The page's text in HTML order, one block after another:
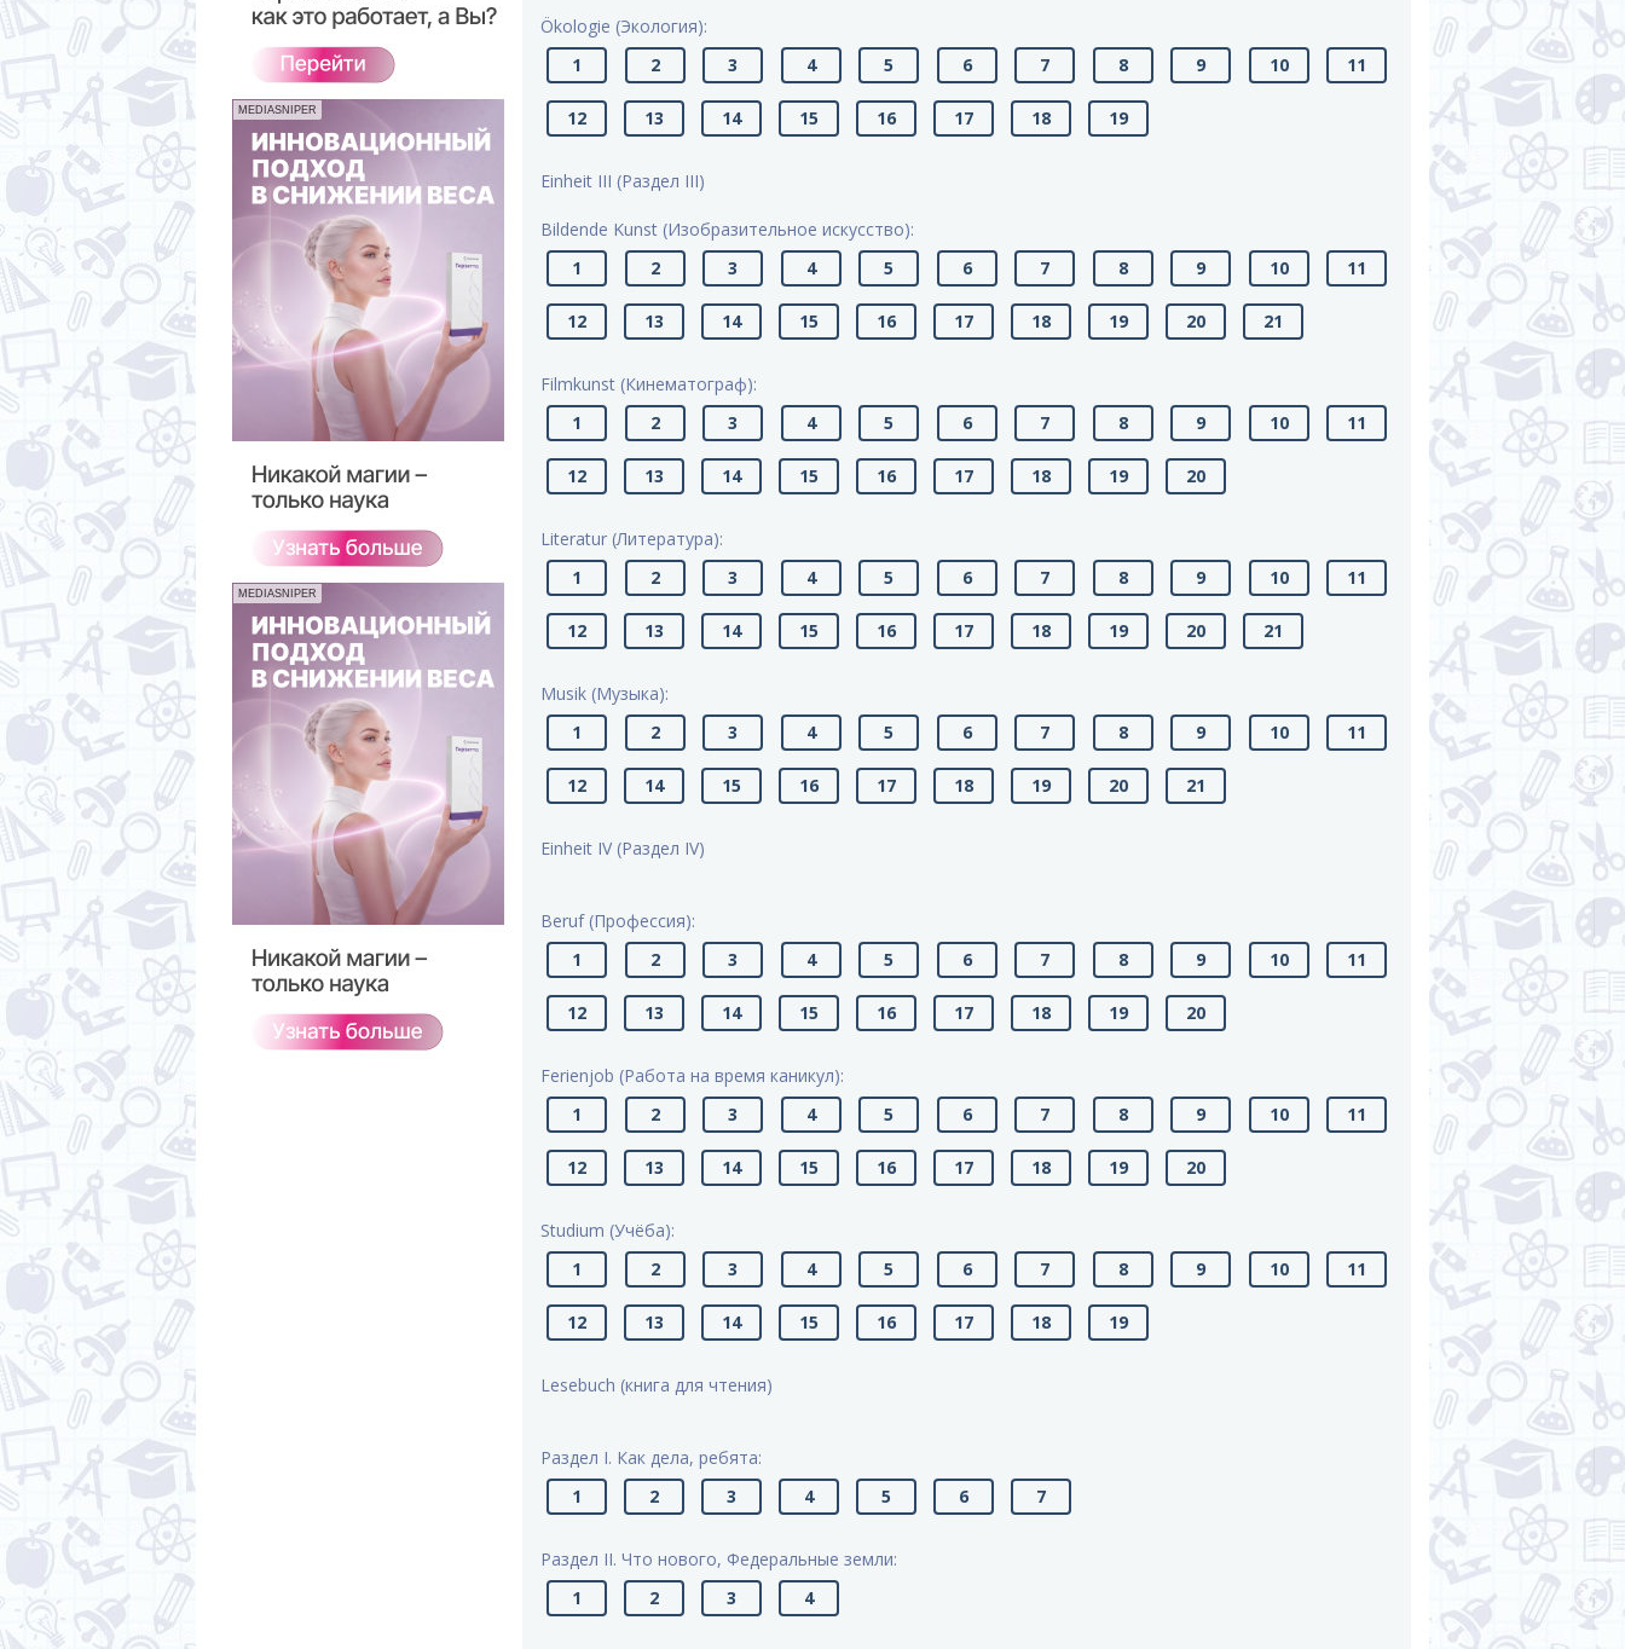
MEDIASNIPER
MEDIASNIPER
Ökologie (Экология):
1
2 3 4 5 6 7 8 9 10 11
12 13 14 15 16 17 18 19
Einheit III (Раздел III)
Bildende Kunst (Изобразительное искусство):
1
2 3 4 5 6 7 8 9 10 11
12 13 14 15 16 17 18 19 20 21
Filmkunst (Кинематограф):
1
2 3 4 5 6 7 8 9 10 11
12 13 14 15 16 17 18 19 20
Literatur (Литература):
1
2 3 4 5 6 7 8 9 10 11
12 13 14 15 16 17 18 19 20 21
Musik (Музыка):
1
2 3 4 5 6 7 8 9 10 11
12 14 15 16 17 18 19 20 21
Einheit IV (Раздел IV)
Beruf (Профессия):
1
2 3 4 5 6 7 8 9 10 11
12 13 14 15 16 17 18 19 20
Ferienjob (Работа на время каникул):
1
2 3 4 5 6 7 8 9 10 11
12 13 14 15 16 17 18 19 20
Studium (Учёба):
1
2 3 4 5 6 7 8 9 10 11
12 13 14 15 16 17 18 19
Lesebuch (книга для чтения)
Раздел I. Как дела, ребята:
1
2 3 4 5 6 7
Раздел II. Что нового, Федеральные земли:
1
2 3 4